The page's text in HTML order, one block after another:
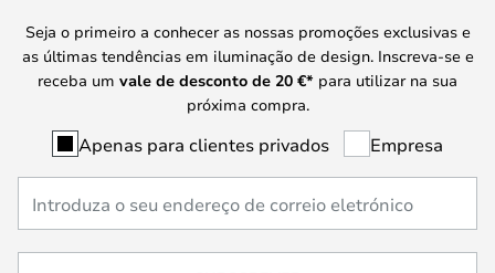
Seja o primeiro a conhecer as nossas promoções exclusivas e
as últimas tendências em iluminação de design. Inscreva-se e
receba um vale de desconto de 20 €* para utilizar na sua
próxima compra.
Apenas para clientes privados Empresa